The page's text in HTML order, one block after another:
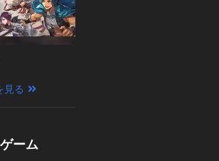
見る
ーム